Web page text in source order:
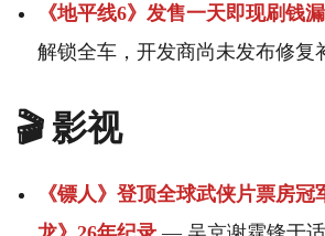
《地平线6》发售一天即现刷钱
解锁全车，开发商尚未发布修复
🎬 影视
《镖人》登顶全球武侠片票房